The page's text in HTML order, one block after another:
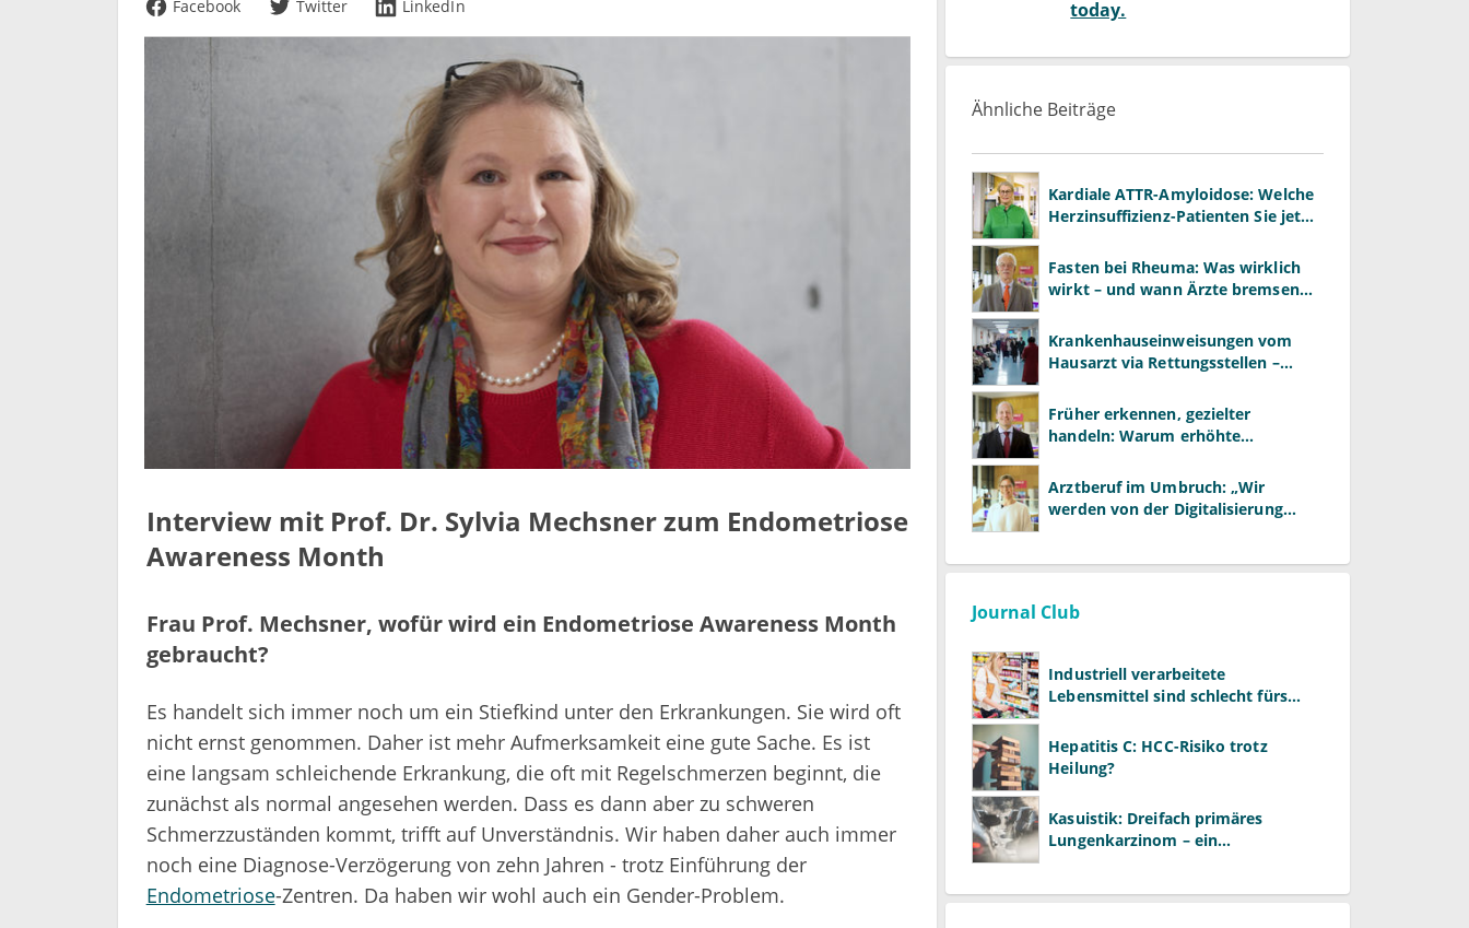
Facebook
Twitter LinkedIn
Interview mit Prof. Dr. Sylvia Mechsner zum Endometriose
Awareness Month
Frau Prof. Mechsner, wofür wird ein Endometriose Awareness Month
gebraucht?
Es handelt sich immer noch um ein Stiefkind unter den Erkrankungen. Sie wird oft
nicht ernst genommen. Daher ist mehr Aufmerksamkeit eine gute Sache. Es ist
eine langsam schleichende Erkrankung, die oft mit Regelschmerzen beginnt, die
zunächst als normal angesehen werden. Dass es dann aber zu schweren
Schmerzzuständen kommt, trifft auf Unverständnis. Wir haben daher auch immer
noch eine Diagnose-Verzögerung von zehn Jahren - trotz Einführung der
Endometriose-Zentren. Da haben wir wohl auch ein Gender-Problem.
today.
Ähnliche Beiträge
Kardiale ATTR-Amyloidose: Welche
Herzinsuffizienz-Patienten Sie jetzt
Fasten bei Rheuma: Was wirklich
wirkt – und wann Ärzte bremsen
Krankenhauseinweisungen vom
Hausarzt via Rettungsstellen –
Früher erkennen, gezielter
handeln: Warum erhöhte
als ALT und AST
Arztberuf im Umbruch: „Wir
werden von der Digitalisierung
Journal Club
Industriell verarbeitete
Lebensmittel sind schlecht fürs
Hepatitis C: HCC-Risiko trotz
Heilung?
Kasuistik: Dreifach primäres
Lungenkarzinom – ein